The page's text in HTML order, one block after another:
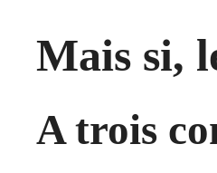
Mais si,
A trois